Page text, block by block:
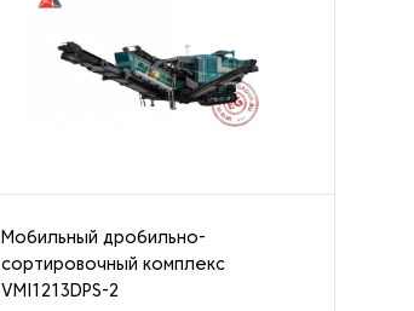
Мобильный дробильно-
сортировочный комплекс
VMI1213DPS-2